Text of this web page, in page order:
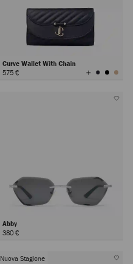
Curve Wallet With Chain
575 €
Visualizza
tutti
Abby
380 €
Nuova Stagione